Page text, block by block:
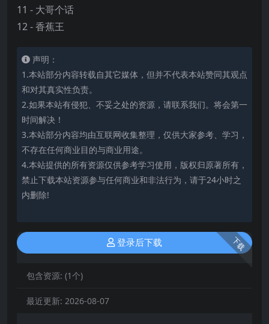
11 - 大哥个话
12 - 香蕉王
声明：
1.本站部分内容转载自其它媒体，但并不代表本站赞同其观点
和对其真实性负责。
2.如果本站有侵犯、不妥之处的资源，请联系我们。将会第一
时间解决！
3.本站部分内容均由互联网收集整理，仅供大家参考、学习，
不存在任何商业目的与商业用途。
4.本站提供的所有资源仅供参考学习使用，版权归原著所有，
禁止下载本站资源参与任何商业和非法行为，请于24小时之
内删除!
下载
登录后下载
包含资源: (1个)
最近更新: 2026-08-07